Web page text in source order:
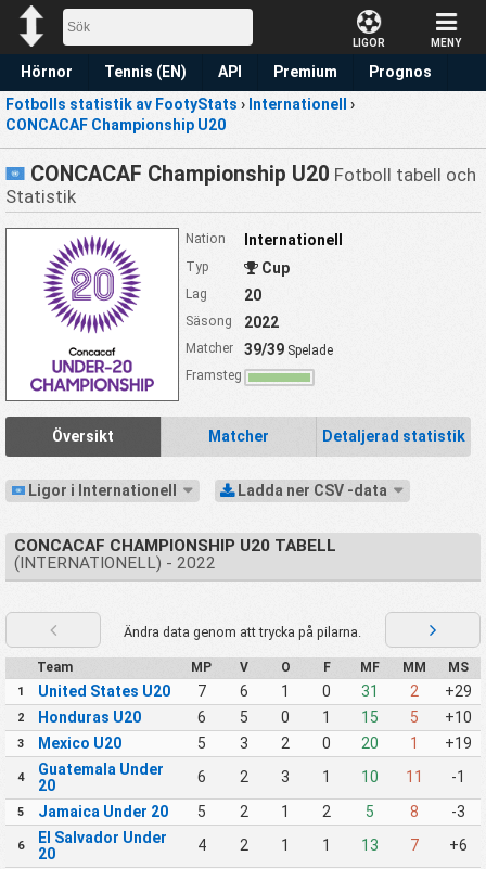
LIGOR MENY
Hörnor Tennis (EN) API Premium
Prognos
Fotbolls statistik av FootyStats › Internationell
›
CONCACAF Championship U20
CONCACAF Championship U20 Fotboll tabell och
Statistik
Nation Internationell
Typ Cup
Lag 20
Säsong 2022
Matcher 39/39Spelade
Framsteg
Översikt Matcher Detaljerad statistik
Ligor i Internationell Ladda ner CSV -data
CONCACAF CHAMPIONSHIP U20 TABELL
(INTERNATIONELL) - 2022
Ändra data genom att trycka på pilarna.
Team MP V O F MF MM MS
1 United States U20 7 6 1 0 31 2 +29
2 Honduras U20 6 5 0 1 15 5 +10
3 Mexico U20 5 3 2 0 20 1 +19
4
Guatemala Under
20
6 2 3 1 10 11 -1
5 Jamaica Under 20 5 2 1 2 5 8 -3
6
El Salvador Under
20
4 2 1 1 13 7 +6